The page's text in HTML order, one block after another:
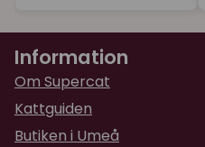
Information
Om Supercat
Kattguiden
Butiken i Umeå